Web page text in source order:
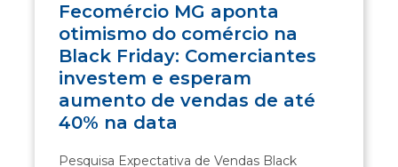
Fecomércio MG aponta
otimismo do comércio na
Black Friday: Comerciantes
investem e esperam
aumento de vendas de até
40% na data
Pesquisa Expectativa de Vendas Black